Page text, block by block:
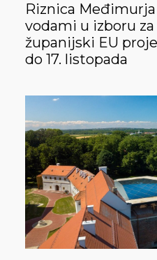
Riznica
vodami u izboru
županijski EU
do 17. listopada